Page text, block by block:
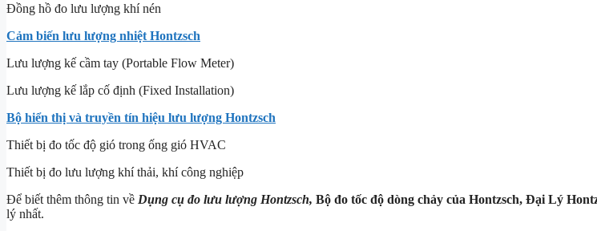
Đồng hồ đo lưu lượng khí nén
Cảm biến lưu lượng nhiệt Hontzsch
Lưu lượng kế cầm tay (Portable Flow Meter)
Lưu lượng kế lắp cố định (Fixed Installation)
Bộ hiển thị và truyền tín hiệu lưu lượng Hontzsch
Thiết bị đo tốc độ gió trong ống gió HVAC
Thiết bị đo lưu lượng khí thải, khí công nghiệp
Để biết thêm thông tin về Dụng cụ đo lưu lượng Hontzsch, Bộ đo tốc độ dòng chảy của Hontzsch, Đại Lý
lý nhất.